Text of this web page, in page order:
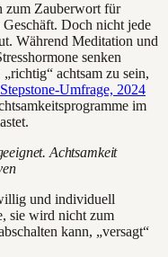
zum Zauberwort für
Doch nicht jede
Während Meditation und
senken
achtsam zu sein,
Stepstone-Umfrage, 2024
im
Achtsamkeit
und individuell
sie wird nicht zum
kann, „versagt“